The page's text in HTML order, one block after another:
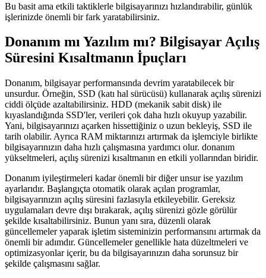
Bu basit ama etkili taktiklerle bilgisayarınızı hızlandırabilir, günlük
işlerinizde önemli bir fark yaratabilirsiniz.
Donanım mı Yazılım mı? Bilgisayar Açılış
Süresini Kısaltmanın İpuçları
Donanım, bilgisayar performansında devrim yaratabilecek bir
unsurdur. Örneğin, SSD (katı hal sürücüsü) kullanarak açılış sürenizi
ciddi ölçüde azaltabilirsiniz. HDD (mekanik sabit disk) ile
kıyaslandığında SSD'ler, verileri çok daha hızlı okuyup yazabilir.
Yani, bilgisayarınızı açarken hissettiğiniz o uzun bekleyiş, SSD ile
tarih olabilir. Ayrıca RAM miktarınızı artırmak da işlemciyle birlikte
bilgisayarınızın daha hızlı çalışmasına yardımcı olur. donanım
yükseltmeleri, açılış sürenizi kısaltmanın en etkili yollarından biridir.
Donanım iyileştirmeleri kadar önemli bir diğer unsur ise yazılım
ayarlarıdır. Başlangıçta otomatik olarak açılan programlar,
bilgisayarınızın açılış süresini fazlasıyla etkileyebilir. Gereksiz
uygulamaları devre dışı bırakarak, açılış sürenizi gözle görülür
şekilde kısaltabilirsiniz. Bunun yanı sıra, düzenli olarak
güncellemeler yaparak işletim sisteminizin performansını artırmak da
önemli bir adımdır. Güncellemeler genellikle hata düzeltmeleri ve
optimizasyonlar içerir, bu da bilgisayarınızın daha sorunsuz bir
şekilde çalışmasını sağlar.